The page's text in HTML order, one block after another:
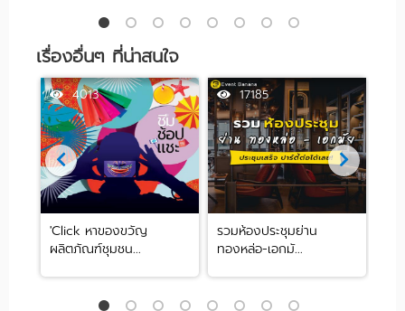
เรื่องอื่นๆ ที่น่าสนใจ
4013
'Click หาของขวัญ
ผลิตภัณฑ์ชุมชน...
17185
รวมห้องประชุมย่าน
ทองหล่อ-เอกมั...